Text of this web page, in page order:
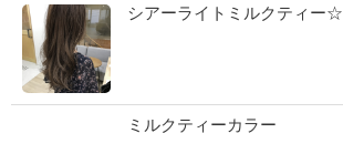
シアーライトミルクティー☆
ミルクティーカラー